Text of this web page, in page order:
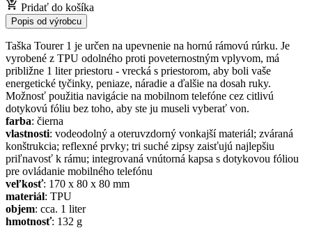
Pridať do košíka
Popis od výrobcu
Taška Tourer 1 je určen na upevnenie na hornú rámovú rúrku. Je
vyrobené z TPU odolného proti poveternostným vplyvom, má
približne 1 liter priestoru - vrecká s priestorom, aby boli vaše
energetické tyčinky, peniaze, náradie a ďalšie na dosah ruky.
Možnosť použitia navigácie na mobilnom telefóne cez citlivú
dotykovú fóliu bez toho, aby ste ju museli vyberať von.
farba: čierna
vlastnosti: vodeodolný a oteruvzdorný vonkajší materiál; zváraná
konštrukcia; reflexné prvky; tri suché zipsy zaisťujú najlepšiu
priľnavosť k rámu; integrovaná vnútorná kapsa s dotykovou fóliou
pre ovládanie mobilného telefónu
veľkosť: 170 x 80 x 80 mm
materiál: TPU
objem: cca. 1 liter
hmotnosť: 132 g